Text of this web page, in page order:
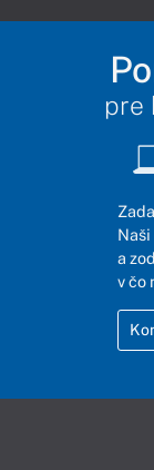
pre
a
v čo